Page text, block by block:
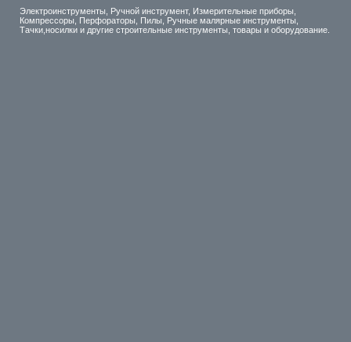
Электроинструменты, Ручной инструмент, Измерительные приборы,
Компрессоры, Перфораторы, Пилы, Ручные малярные инструменты,
Тачки,носилки и другие строительные инструменты, товары и оборудование.